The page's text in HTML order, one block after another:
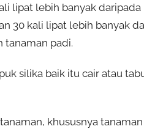
lipat lebih banyak daripada
30 kali lipat lebih banyak
tanaman padi.
silika baik itu cair atau
khususnya